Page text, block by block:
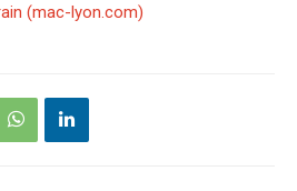
(mac-lyon.com)